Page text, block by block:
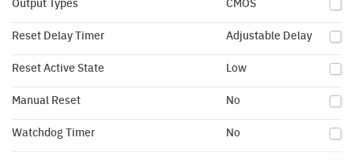
Reset Delay Timer Adjustable Delay
Reset Active State Low
Manual Reset No
Watchdog Timer No